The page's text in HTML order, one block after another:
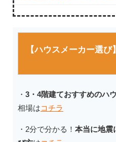
【ハウスメーカー選び】
・ 3・4階建ておすすめのハ
相場はコチラ
・2分で分かる！ 本当に地震